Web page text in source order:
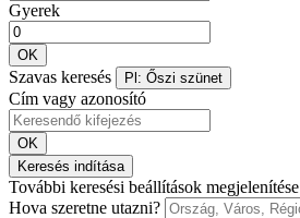
Gyerek
OK
Szavas keresés Pl: Őszi szünet
Cím vagy azonosító
OK
Keresés indítása
További keresési beállítások megjelenítése
Hova szeretne utazni?